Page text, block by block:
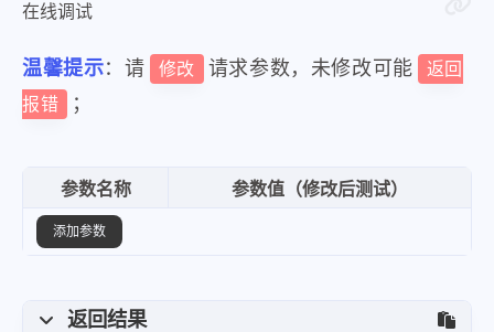
在线调试
温馨提示：请 修改 请求参数，未修改可能
返回
报错
；
参数名称 参数值（修改后测试）
添加参数
返回结果